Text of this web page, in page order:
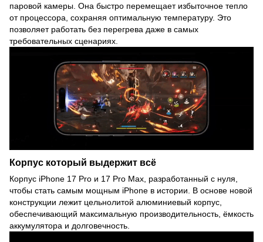
паровой камеры. Она быстро перемещает избыточное тепло
от процессора, сохраняя оптимальную температуру. Это
позволяет работать без перегрева даже в самых
требовательных сценариях.
Корпус который выдержит всё
Корпус iPhone 17 Pro и 17 Pro Max, разработанный с нуля,
чтобы стать самым мощным iPhone в истории. В основе новой
конструкции лежит цельнолитой алюминиевый корпус,
обеспечивающий максимальную производительность, ёмкость
аккумулятора и долговечность.